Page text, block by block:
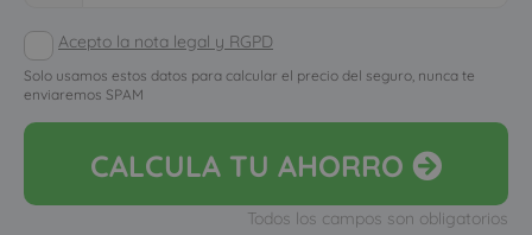
Acepto la nota legal y RGPD
Solo usamos estos datos para calcular el precio del seguro, nunca te
enviaremos SPAM
CALCULA TU AHORRO
Todos los campos son obligatorios